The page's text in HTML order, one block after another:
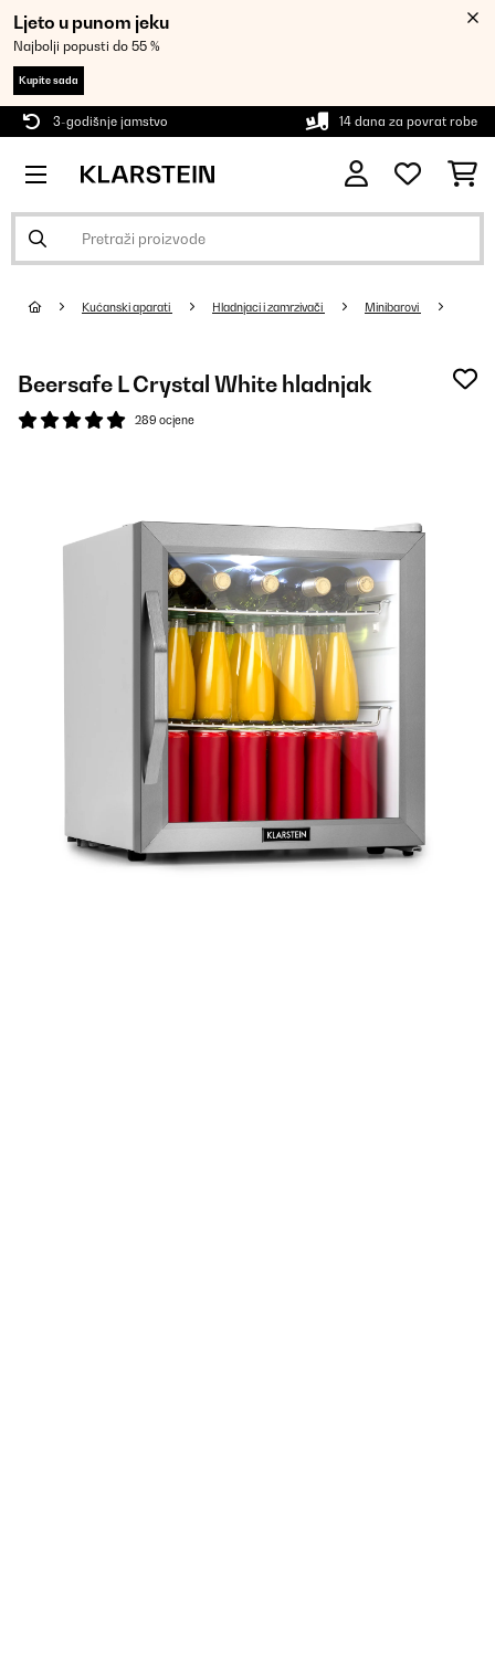
Ljeto u punom jeku
Najbolji popusti do 55 %
Kupite sada
3-godišnje jamstvo 14 dana za povrat robe
Kućanski aparati Hladnjaci i zamrzivači Minibarovi
Beersafe L Crystal White hladnjak
289 ocjene